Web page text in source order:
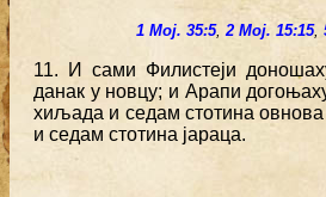
1 Мој. 35:5,2 Мој. 15:15,
11. И сами Филистеји
данак у новцу; и Арапи
хиљада и седам стотина
и седам стотина јараца.